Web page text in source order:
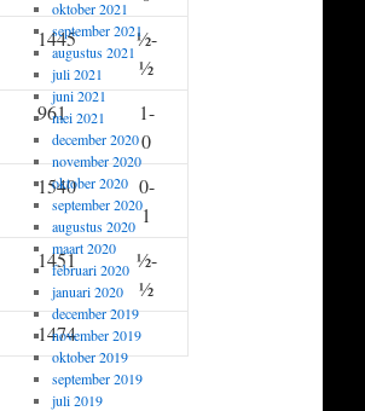
1445
½-
½
961
1-
0
1540
0-
1
1451
½-
½
1474
oktober 2021
september 2021
augustus 2021
juli 2021
juni 2021
mei 2021
december 2020
november 2020
oktober 2020
september 2020
augustus 2020
maart 2020
februari 2020
januari 2020
december 2019
november 2019
oktober 2019
september 2019
juli 2019